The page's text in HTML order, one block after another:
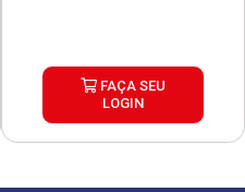
FAÇA SEU
LOGIN